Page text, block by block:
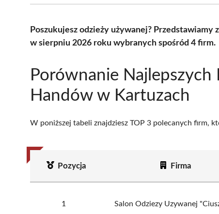
Poszukujesz odzieży używanej?
w sierpniu 2026 roku wybranych spośród 4 firm.
Porównanie Najlepszych
Handów w Kartuzach
W poniższej tabeli znajdziesz TOP 3 polecanych firm,
Pozycja Firma
1 Salon Odziezy Uzywanej